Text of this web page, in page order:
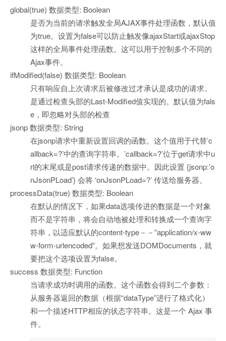
global(true) 数据类型: Boolean
是否为当前的请求触发全局AJAX事件处理函数，默认值
为true。设置为false可以防止触发像ajaxStart或ajaxStop
这样的全局事件处理函数。这可以用于控制多个不同的
Ajax事件。
ifModified(false) 数据类型: Boolean
只有响应自上次请求后被修改过才承认是成功的请求。
是通过检查头部的Last-Modified值实现的。默认值为fals
e，即忽略对头部的检查
jsonp 数据类型: String
在jsonp请求中重新设置回调的函数。这个值用于代替’c
allback=?’中的查询字符串。’callback=?’位于get请求中u
rl的末尾或是post请求传递的数据中。因此设置 {jsonp:’o
nJsonPLoad’} 会将 ‘onJsonPLoad=?’ 传送给服务器。
processData(true) 数据类型: Boolean
在默认的情况下，如果data选项传进的数据是一个对象
而不是字符串，将会自动地被处理和转换成一个查询字
符串，以适应默认的content-type－－”application/x-ww
w-form-urlencoded”。如果想发送DOMDocuments，就
要把这个选项设置为false。
success 数据类型: Function
当请求成功时调用的函数。这个函数会得到二个参数：
从服务器返回的数据（根据“dataType”进行了格式化）
和一个描述HTTP相应的状态字符串。这是一个 Ajax 事
件。